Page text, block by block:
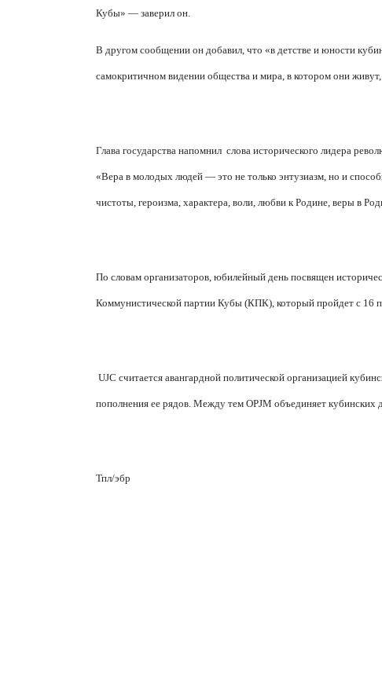
Кубы» — заверил он.
В другом сообщении он добавил, что «в детстве и юности
самокритичном видении общества и мира, в котором они
Глава государства напомнил слова исторического лидера
«Вера в молодых людей — это не только энтузиазм, но и
чистоты, героизма, характера, воли, любви к Родине, веры в
По словам организаторов, юбилейный день посвящен
Коммунистической партии Кубы (КПК), который пройдет с 16
UJC считается авангардной политической организацией
пополнения ее рядов. Между тем OPJM объединяет кубинских
Тпл/эбр